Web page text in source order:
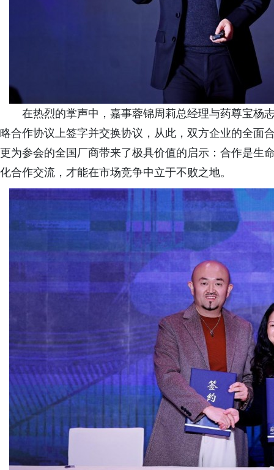
在热烈的掌声中，嘉事蓉锦周莉总经理与药尊宝杨
略合作协议上签字并交换协议，从此，双方企业的全面
更为参会的全国厂商带来了极具价值的启示：合作是生
化合作交流，才能在市场竞争中立于不败之地。